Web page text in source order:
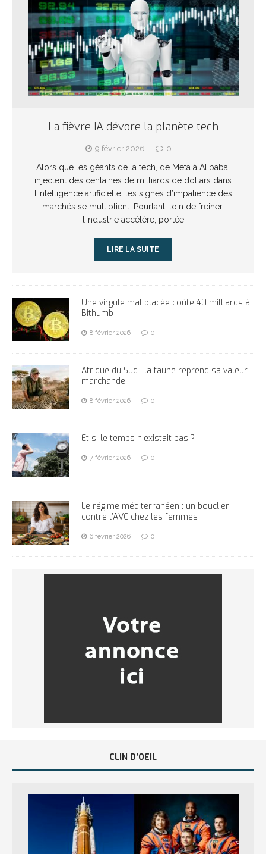
La fièvre IA dévore la planète tech
9 février 2026 0
Alors que les géants de la tech, de Meta à Alibaba,
injectent des centaines de milliards de dollars dans
l’intelligence artificielle, les signes d’impatience des
marchés se multiplient. Pourtant, loin de freiner,
l’industrie accélère, portée
LIRE LA SUITE
Une virgule mal placée coûte 40 milliards à
Bithumb
8 février 2026 0
Afrique du Sud : la faune reprend sa valeur
marchande
8 février 2026 0
Et si le temps n’existait pas ?
7 février 2026 0
Le régime méditerranéen : un bouclier
contre l’AVC chez les femmes
6 février 2026 0
CLIN D’OEIL